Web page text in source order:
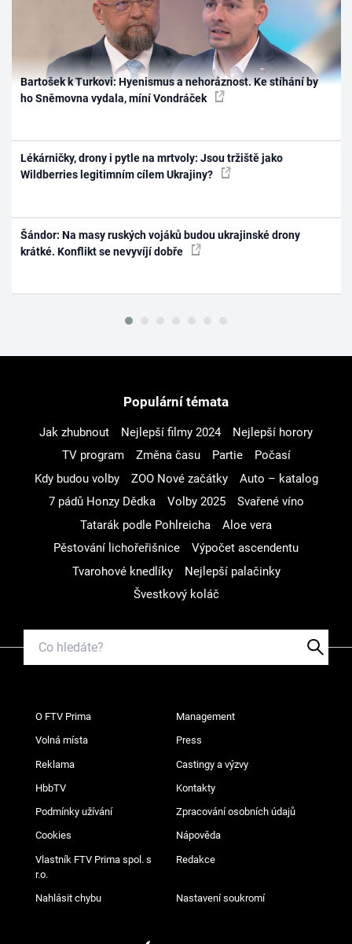
Bartošek k Turkovi: Hyenismus a nehoráznost. Ke stíhání by
ho Sněmovna vydala, míní Vondráček
Lékárničky, drony i pytle na mrtvoly: Jsou tržiště jako
Wildberries legitimním cílem Ukrajiny?
Šándor: Na masy ruských vojáků budou ukrajinské drony
krátké. Konflikt se nevyvíjí dobře
Populární témata
Jak zhubnout Nejlepší filmy 2024
Nejlepší horory
TV program
Změna času Partie
Počasí
Kdy budou volby
ZOO Nové začátky
Auto – katalog
7 pádů Honzy Dědka
Volby 2025
Svařené víno
Tatarák podle Pohlreicha
Aloe vera
Pěstování lichořeřišnice
Výpočet ascendentu
Tvarohové knedlíky
Nejlepší palačinky
Švestkový koláč
O FTV Prima Management
Volná místa Press
Reklama Castingy a výzvy
HbbTV Kontakty
Podmínky užívání Zpracování osobních údajů
Cookies Nápověda
Vlastník FTV Prima spol. s
r.o.
Redakce
Nahlásit chybu Nastavení soukromí